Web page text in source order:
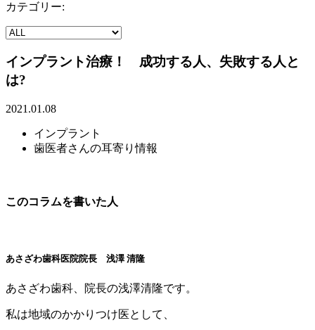
カテゴリー:
インプラント治療！ 成功する人、失敗する人と
は?
2021.01.08
インプラント
歯医者さんの耳寄り情報
このコラムを書いた人
あさざわ歯科医院院長 浅澤 清隆
あさざわ歯科、院長の浅澤清隆です。
私は地域のかかりつけ医として、